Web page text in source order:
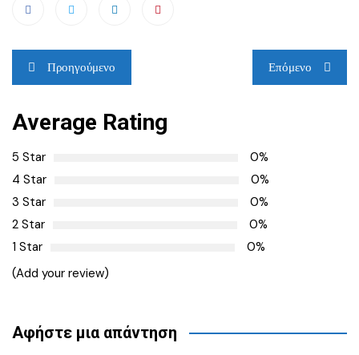
Πλοήγηση
άρθρων
Προηγούμενο Επόμενο
Average Rating
5 Star
0%
4 Star
0%
3 Star
0%
2 Star
0%
1 Star
0%
(Add your review)
Αφήστε μια απάντηση